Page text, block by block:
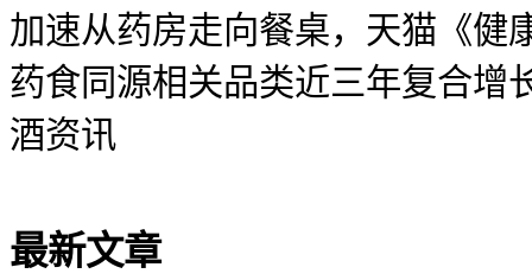
加速从药房走向餐桌，天猫《健
药食同源相关品类近三年复合增
酒资讯
最新文章